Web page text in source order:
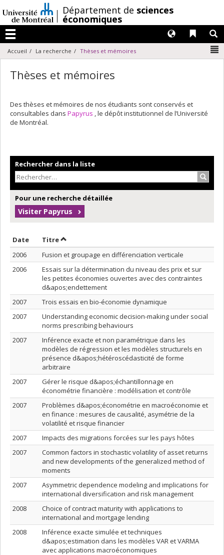
au
contenu
/Département de sciences
économiques
Menu
Liens
Langues
Accueil La recherche Thèses et mémoires
Thèses et mémoires
Des thèses et mémoires de nos étudiants sont conservés et
consultables dans Papyrus , le dépôt institutionnel de l’Université
de Montréal.
Rechercher dans la liste
Pour une recherche détaillée
Visiter Papyrus
Date Trier par date en ordre décroissant
TitreTrier par titre en ordre décroissant
2006
Fusion et groupage en différenciation verticale
2006
Essais sur la détermination du niveau des prix et sur
les petites économies ouvertes avec des contraintes
d&apos;endettement
2007
Trois essais en bio-économie dynamique
2007
Understanding economic decision-making under social
norms prescribing behaviours
2007
Inférence exacte et non paramétrique dans les
modèles de régression et les modèles structurels en
présence d&apos;hétéroscédasticité de forme
arbitraire
2007
Gérer le risque d&apos;échantillonnage en
économétrie financière : modélisation et contrôle
2007
Problèmes d&apos;économétrie en macroéconomie et
en finance : mesures de causalité, asymétrie de la
volatilité et risque financier
2007
Impacts des migrations forcées sur les pays hôtes
2007
Common factors in stochastic volatility of asset returns
and new developments of the generalized method of
moments
2007
Asymmetric dependence modeling and implications for
international diversification and risk management
2008
Choice of contract maturity with applications to
international and mortgage lending
2008
Inférence exacte simulée et techniques
d&apos;estimation dans les modèles VAR et VARMA
avec applications macroéconomiques